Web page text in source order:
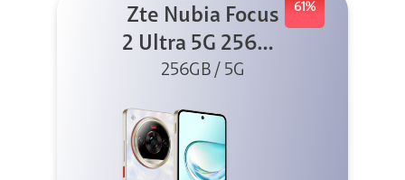
61%
Zte Nubia Focus
2 Ultra 5G 256GB
Blanco
256GB / 5G